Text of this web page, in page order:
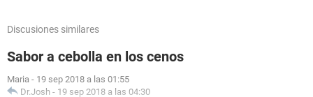
Discusiones similares
Sabor a cebolla en los cenos
Maria - 19 sep 2018 a las 01:55
Dr.Josh - 19 sep 2018 a las 04:30